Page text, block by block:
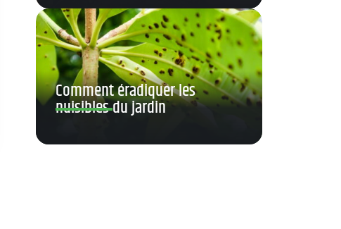
Comment éradiquer les
nuisibles du jardin